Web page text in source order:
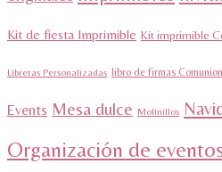
Kit de fiesta Imprimible Kit imprimible
Libretas Personalizadas libro de firmas Comunion
Events Mesa dulce Molinillos
Organización de